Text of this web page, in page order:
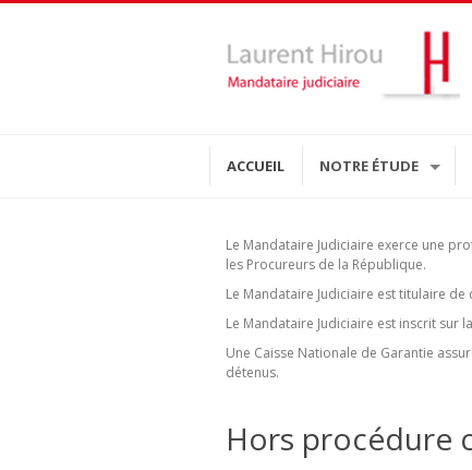
ACCUEIL NOTRE ÉTUDE
Le Mandataire Judiciaire exerce une
les Procureurs de la République.
Le Mandataire Judiciaire est titulaire
Le Mandataire Judiciaire est inscrit sur
Une Caisse Nationale de Garantie
détenus.
Hors procédure